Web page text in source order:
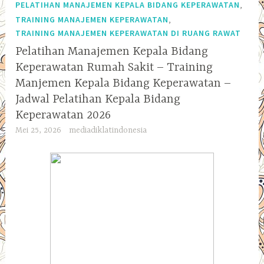
PELATIHAN MANAJEMEN KEPALA BIDANG KEPERAWATAN,
TRAINING MANAJEMEN KEPERAWATAN,
TRAINING MANAJEMEN KEPERAWATAN DI RUANG RAWAT
Pelatihan Manajemen Kepala Bidang
Keperawatan Rumah Sakit – Training
Manjemen Kepala Bidang Keperawatan –
Jadwal Pelatihan Kepala Bidang
Keperawatan 2026
Mei 25, 2026 mediadiklatindonesia